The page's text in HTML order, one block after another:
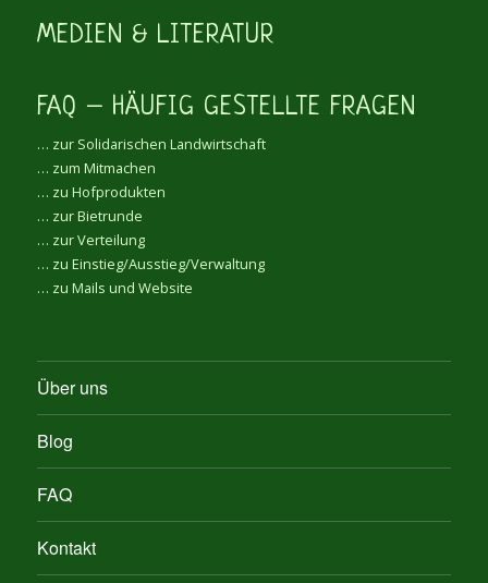
MEDIEN & LITERATUR
FAQ – HÄUFIG GESTELLTE FRAGEN
… zur Solidarischen Landwirtschaft
… zum Mitmachen
… zu Hofprodukten
… zur Bietrunde
… zur Verteilung
… zu Einstieg/Ausstieg/Verwaltung
… zu Mails und Website
Über uns
Blog
FAQ
Kontakt